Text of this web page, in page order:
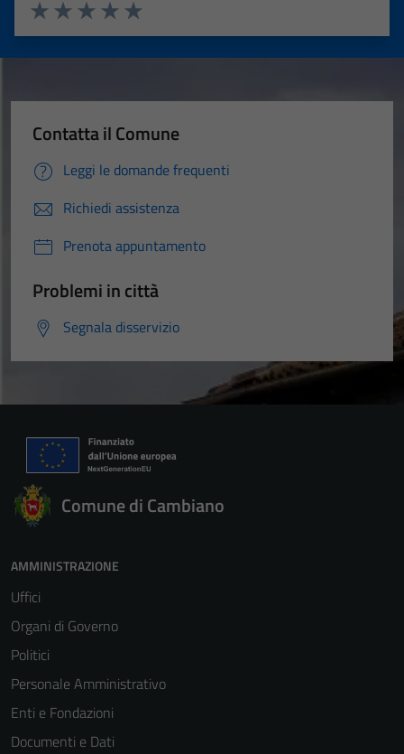
Valuta 5 stelle su 5
Valuta 4 stelle su 5
Valuta 3 stelle su 5
Valuta 2 stelle su 5
Valuta 1 stelle su 5
Contatta il Comune
Leggi le domande frequenti
Richiedi assistenza
Prenota appuntamento
Problemi in città
Segnala disservizio
Comune di Cambiano
AMMINISTRAZIONE
Uffici
Organi di Governo
Politici
Personale Amministrativo
Enti e Fondazioni
Documenti e Dati